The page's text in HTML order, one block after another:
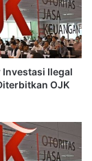
Investasi Ilegal
OJK